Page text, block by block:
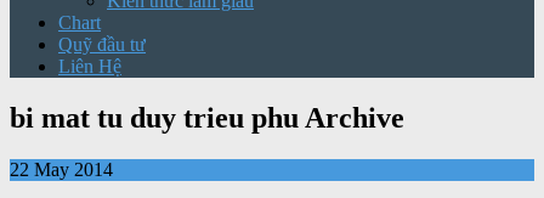
Chart
Quỹ đầu tư
Liên Hệ
bi mat tu duy trieu phu Archive
22 May 2014